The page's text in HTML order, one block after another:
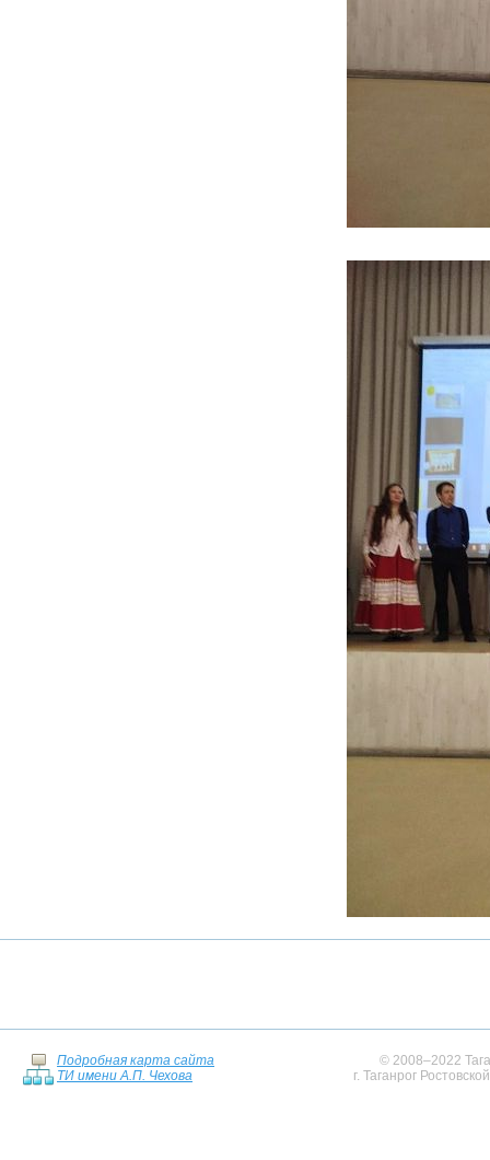
Подробная карта сайта
ТИ имени А.П. Чехова
© 2008–2022
г. Таганрог